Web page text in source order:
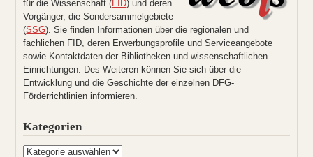
für die Wissenschaft (FID) und deren
Vorgänger, die Sondersammelgebiete
(SSG). Sie finden Informationen über die regionalen und
fachlichen FID, deren Erwerbungsprofile und Serviceangebote
sowie Kontaktdaten der Bibliotheken und wissenschaftlichen
Einrichtungen. Des Weiteren können Sie sich über die
Entwicklung und die Geschichte der einzelnen DFG-
Förderrichtlinien informieren.
Kategorien
Kategorien